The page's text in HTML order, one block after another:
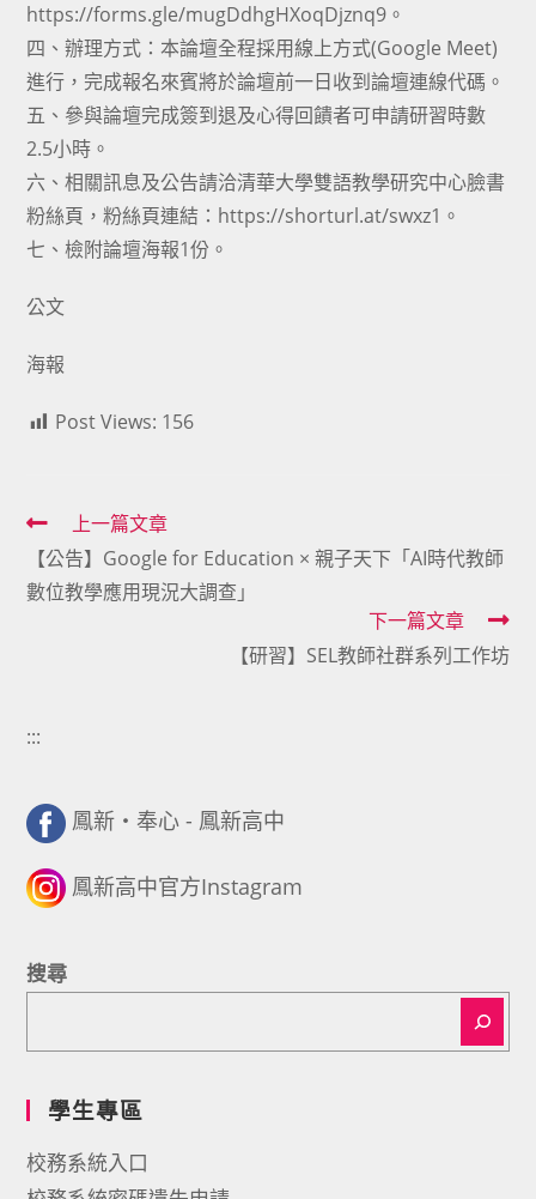
https://forms.gle/mugDdhgHXoqDjznq9。
四、辦理方式：本論壇全程採用線上方式(Google Meet)
進行，完成報名來賓將於論壇前一日收到論壇連線代碼。
五、參與論壇完成簽到退及心得回饋者可申請研習時數
2.5小時。
六、相關訊息及公告請洽清華大學雙語教學研究中心臉書
粉絲頁，粉絲頁連結：https://shorturl.at/swxz1。
七、檢附論壇海報1份。
公文
海報
Post Views: 156
Read
more
articles
上一篇文章
【公告】Google for Education × 親子天下「AI時代教師
數位教學應用現況大調查」
下一篇文章
【研習】SEL教師社群系列工作坊
:::
鳳新・奉心 - 鳳新高中
鳳新高中官方Instagram
搜尋
學生專區
校務系統入口